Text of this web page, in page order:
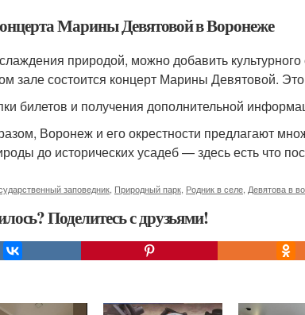
Марины Девятовой в Воронеже
природой, можно добавить
зале состоится концерт Марины Девятовой.
билетов и получения дополнительной
Воронеж и его окрестности предлагают
до исторических усадеб — здесь есть что
заповедник Природный парк Родник в селе Девятова в
Поделитесь с друзьями!